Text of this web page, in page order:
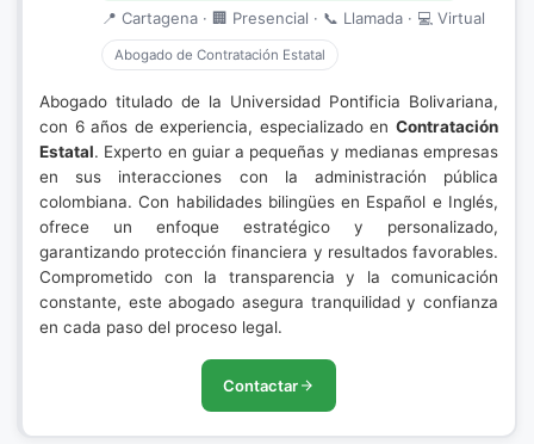
📍 Cartagena · 🏢 Presencial · 📞 Llamada · 💻 Virtual
Abogado de Contratación Estatal
Abogado titulado de la Universidad Pontificia Bolivariana,
con 6 años de experiencia, especializado en Contratación
Estatal. Experto en guiar a pequeñas y medianas empresas
en sus interacciones con la administración pública
colombiana. Con habilidades bilingües en Español e Inglés,
ofrece un enfoque estratégico y personalizado,
garantizando protección financiera y resultados favorables.
Comprometido con la transparencia y la comunicación
constante, este abogado asegura tranquilidad y confianza
en cada paso del proceso legal.
Contactar